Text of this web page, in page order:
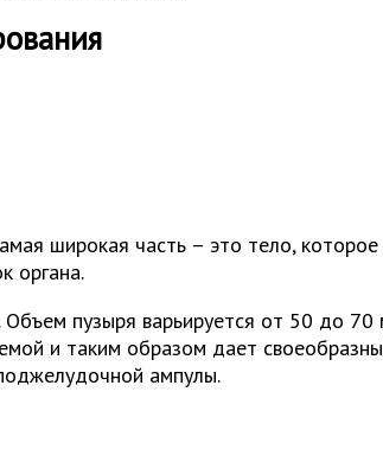
широкая часть – это тело,
органа.
пузыря варьируется от 50 до
и таким образом дает
ампулы.